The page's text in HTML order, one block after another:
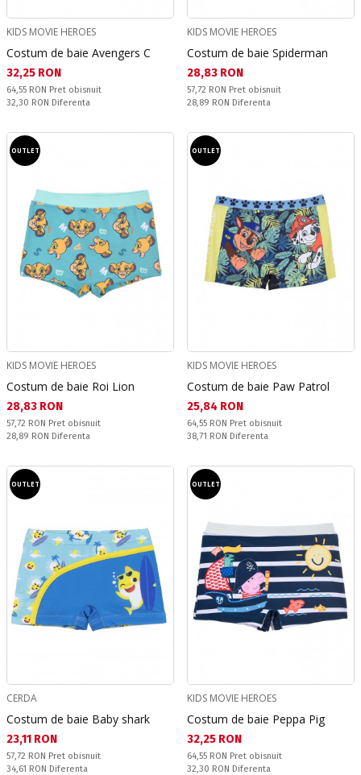
KIDS MOVIE HEROES
Costum de baie Avengers C
Текуща цена:
32,25 RON
Pret obisnuit:
64,55 RON Pret obisnuit
Спестявате:
32,30 RON Diferenta
KIDS MOVIE HEROES
Costum de baie Spiderman
Текуща цена:
28,83 RON
Pret obisnuit:
57,72 RON Pret obisnuit
Спестявате:
28,89 RON Diferenta
OUTLET
KIDS MOVIE HEROES
Costum de baie Roi Lion
Текуща цена:
28,83 RON
Pret obisnuit:
57,72 RON Pret obisnuit
Спестявате:
28,89 RON Diferenta
OUTLET
KIDS MOVIE HEROES
Costum de baie Paw Patrol
Текуща цена:
25,84 RON
Pret obisnuit:
64,55 RON Pret obisnuit
Спестявате:
38,71 RON Diferenta
OUTLET
CERDA
Costum de baie Baby shark
Текуща цена:
23,11 RON
Pret obisnuit:
57,72 RON Pret obisnuit
Спестявате:
34,61 RON Diferenta
OUTLET
KIDS MOVIE HEROES
Costum de baie Peppa Pig
Текуща цена:
32,25 RON
Pret obisnuit:
64,55 RON Pret obisnuit
Спестявате:
32,30 RON Diferenta